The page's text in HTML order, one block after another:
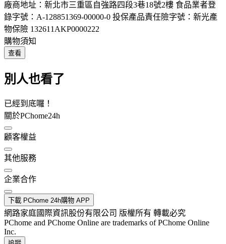
廠商地址：新北市三重區自強路四段3巷18號2樓 食品業者登
錄字號：A-128851369-00000-0 投保產品責任險字號：新光產
物保險 132611AKP0000222
購物須知
查看
別人也看了
已經到底囉！
關於PChome24h
顧客權益
其他服務
企業合作
下載 PChome 24h購物 APP
網路家庭國際資訊股份有限公司 版權所有 轉載必究
PChome and PChome Online are trademarks of PChome Online
Inc.